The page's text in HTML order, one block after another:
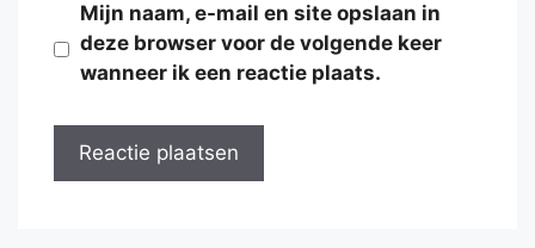
Mijn naam, e-mail en site opslaan in
deze browser voor de volgende keer
wanneer ik een reactie plaats.